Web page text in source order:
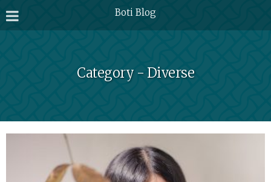
Boti Blog
Category - Diverse